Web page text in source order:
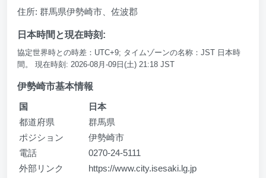
住所: 群馬県伊勢崎市、佐波郡
日本時間と現在時刻:
協定世界時との時差：UTC+9; タイムゾーンの名称：JST 日本時
間。 現在時刻: 2026-08月-09日(土) 21:18 JST
伊勢崎市基本情報
国
日本
都道府県
群馬県
ポジション
伊勢崎市
電話
0270-24-5111
外部リンク
https://www.city.isesaki.lg.jp